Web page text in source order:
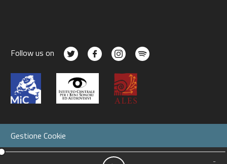
Follow us on
Gestione Cookie
-